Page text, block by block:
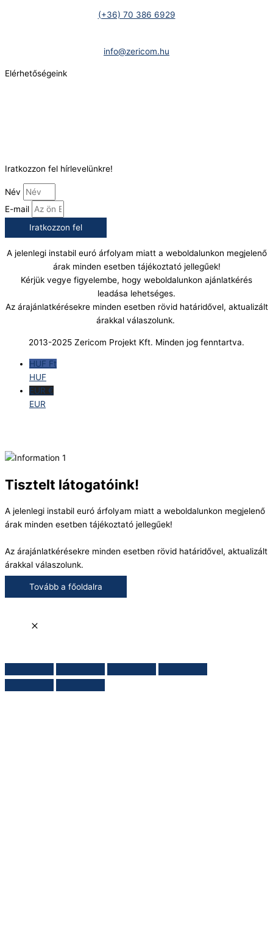
(+36) 70 386 6929
info@zericom.hu
Elérhetőségeink
Iratkozzon fel hírlevelünkre!
Név
E-mail
Iratkozzon fel
A jelenlegi instabil euró árfolyam miatt a weboldalunkon megjelenő
árak minden esetben tájékoztató jellegűek!
Kérjük vegye figyelembe, hogy weboldalunkon ajánlatkérés
leadása lehetséges.
Az árajánlatkérésekre minden esetben rövid határidővel, aktualizált
árakkal válaszolunk.
2013-2025 Zericom Projekt Kft. Minden jog fenntartva.
HUF Ft
HUF
EUR €
EUR
Tisztelt látogatóink!
A jelenlegi instabil euró árfolyam miatt a weboldalunkon megjelenő
árak minden esetben tájékoztató jellegűek!
Az árajánlatkérésekre minden esetben rövid határidővel, aktualizált
árakkal válaszolunk.
Tovább a főoldalra